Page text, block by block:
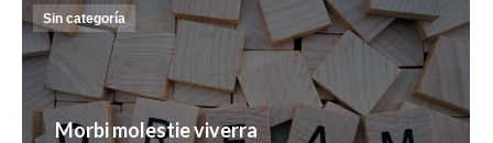
Sin categoría
Morbi molestie viverra